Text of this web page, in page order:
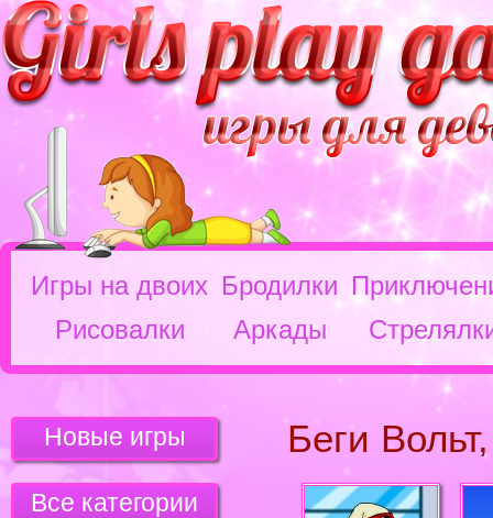
Игры на двоих Бродилки
Рисовалки
Аркады
Беги
Новые игры
Все категории